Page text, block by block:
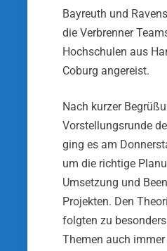
Bayreuth und
die Verbrenner
Hochschu­len aus
Coburg angereist.
Nach kurzer
Vorstellungsrunde
ging es am
um die richtige
Umsetzung und
Projekten. Den
folgten zu
Themen auch